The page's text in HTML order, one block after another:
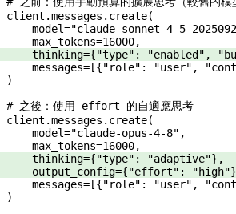
client.messages.create(
    model
="claude-sonnet-4-5-
    max_tokens
=16000,
    thinking
={"type" : "enabled" ,
    messages
= [{"role" : "user" ,
)
# 之後：使用 effort 的自適應思考
client.messages.create(
    model
="claude-opus-4-8" ,
    max_tokens
=16000,
    thinking
={"type" : "adaptive"},
    output_config
={"effort" : "high"
    messages
= [{"role" : "user" ,
)